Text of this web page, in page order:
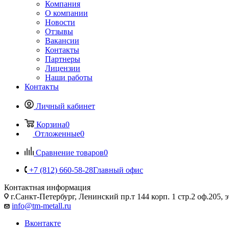
Компания
О компании
Новости
Отзывы
Вакансии
Контакты
Партнеры
Лицензии
Наши работы
Контакты
Личный кабинет
Корзина0
Отложенные0
Сравнение товаров0
+7 (812) 660-58-28Главный офис
Контактная информация
г.Санкт-Петербург, Ленинский пр.т 144 корп. 1 стр.2 оф.205,
info@tm-metall.ru
Вконтакте